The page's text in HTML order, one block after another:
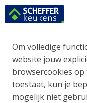
WEBSHOP
Je kan tijdelijk
vast oriënteren?
en merken met
informatie.
Om volledige
website jouw
browsercookies op
toestaat, kun je
mogelijk niet